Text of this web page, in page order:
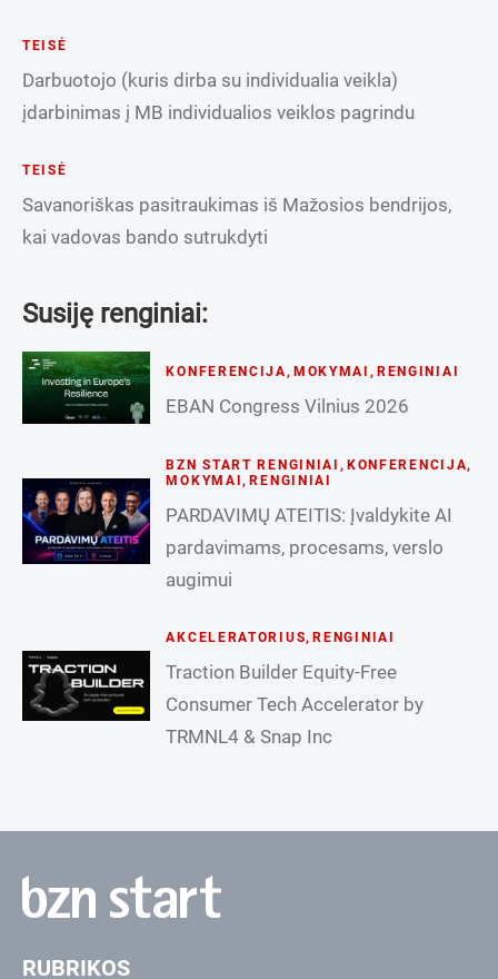
TEISĖ
Darbuotojo (kuris dirba su individualia veikla)
įdarbinimas į MB individualios veiklos pagrindu
TEISĖ
Savanoriškas pasitraukimas iš Mažosios bendrijos,
kai vadovas bando sutrukdyti
Susiję renginiai:
KONFERENCIJA , MOKYMAI , RENGINIAI
EBAN Congress Vilnius 2026
BZN START RENGINIAI , KONFERENCIJA,
MOKYMAI ,RENGINIAI
PARDAVIMŲ ATEITIS: Įvaldykite AI
pardavimams, procesams, verslo
augimui
AKCELERATORIUS,RENGINIAI
Traction Builder Equity-Free
Consumer Tech Accelerator by
TRMNL4 & Snap Inc
RUBRIKOS